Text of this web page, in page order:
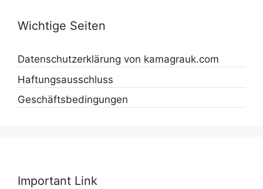
Wichtige Seiten
Datenschutzerklärung von kamagrauk.com
Haftungsausschluss
Geschäftsbedingungen
Important Link